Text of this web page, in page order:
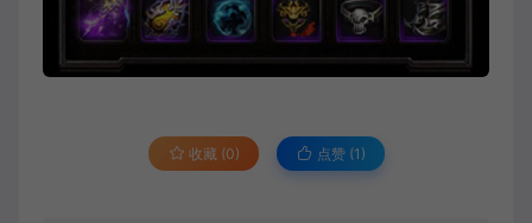
收藏 (0) 点赞 (1 )